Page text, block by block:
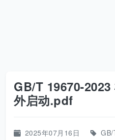
GB/T 19670-
外启动.pdf
2025年07月16日